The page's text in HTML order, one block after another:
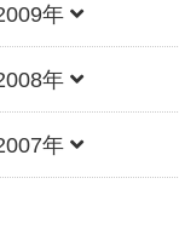
年
年
年